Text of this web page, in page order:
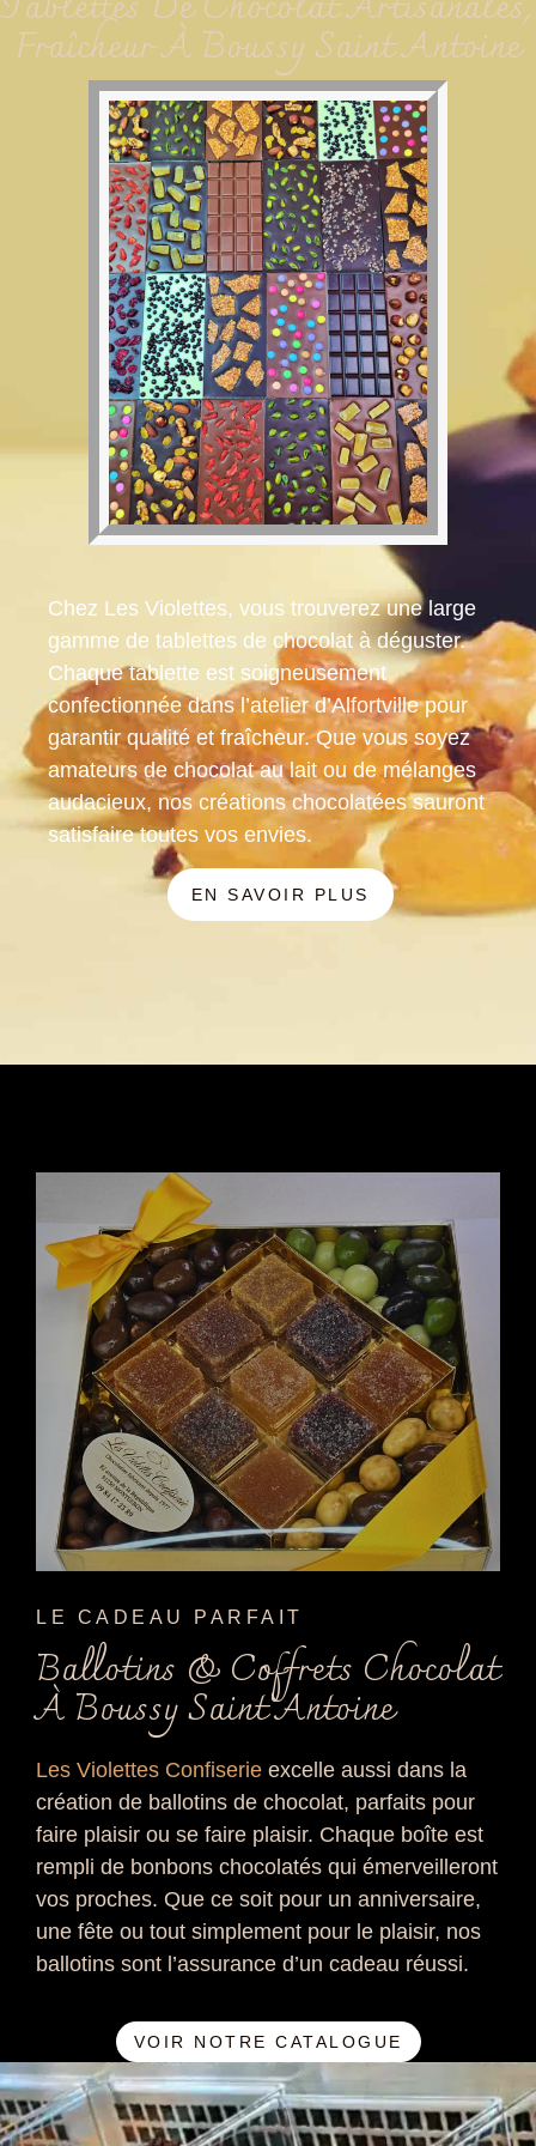
Fraîcheur À Boussy Saint Antoine
Chez Les Violettes, vous trouverez une large
gamme de tablettes de chocolat à déguster.
Chaque tablette est soigneusement
confectionnée dans l’atelier d’Alfortville pour
garantir qualité et fraîcheur. Que vous soyez
amateurs de chocolat au lait ou de mélanges
audacieux, nos créations chocolatées sauront
satisfaire toutes vos envies.
EN SAVOIR PLUS
LE CADEAU PARFAIT
Ballotins & Coffrets Chocolat
À Boussy Saint Antoine
Les Violettes Confiserie excelle aussi dans la
création de ballotins de chocolat, parfaits pour
faire plaisir ou se faire plaisir. Chaque boîte est
rempli de bonbons chocolatés qui émerveilleront
vos proches. Que ce soit pour un anniversaire,
une fête ou tout simplement pour le plaisir, nos
ballotins sont l’assurance d’un cadeau réussi.
VOIR NOTRE CATALOGUE